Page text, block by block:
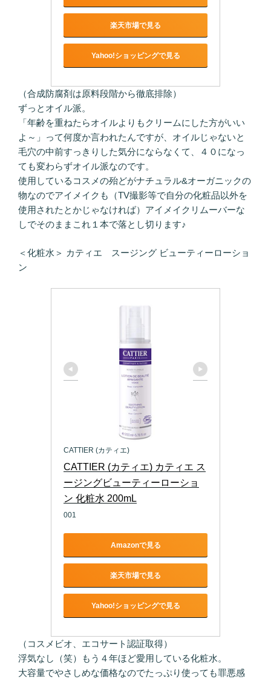
楽天市場で見る
Yahoo!ショッピングで見る
（合成防腐剤は原料段階から徹底排除）
ずっとオイル派。
「年齢を重ねたらオイルよりもクリームにした方がいい
よ～」って何度か言われたんですが、オイルじゃないと
毛穴の中前すっきりした気分にならなくて、４０になっ
ても変わらずオイル派なのです。
使用しているコスメの殆どがナチュラル&オーガニックの
物なのでアイメイクも（TV撮影等で自分の化粧品以外を
使用されたとかじゃなければ）アイメイクリムーバーな
しでそのままこれ１本で落とし切ります♪
＜化粧水＞ カティエ スージング ビューティーローショ
ン
CATTIER (カティエ)
CATTIER (カティエ) カティエ ス
ージングビューティーローショ
ン 化粧水 200mL
001
Amazonで見る
楽天市場で見る
Yahoo!ショッピングで見る
（コスメビオ、エコサート認証取得）
浮気なし（笑）もう４年ほど愛用している化粧水。
大容量でやさしめな価格なのでたっぷり使っても罪悪感